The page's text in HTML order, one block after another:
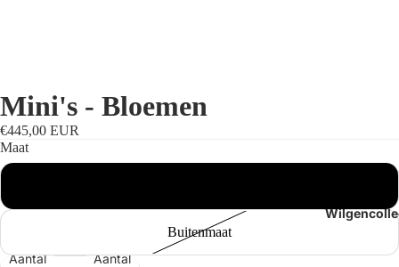
Mini's - Bloemen
€445,00 EUR
Maat
Buitenmaat
Aantal
Aantal